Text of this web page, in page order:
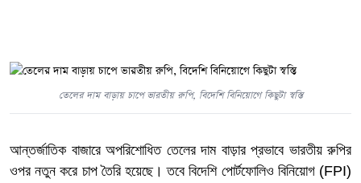
তেলের দাম বাড়ায় চাপে ভারতীয় রুপি, বিদেশি বিনিয়োগে কিছুটা স্বস্তি
আন্তর্জাতিক বাজারে অপরিশোধিত তেলের দাম বাড়ার প্রভাবে ভারতীয় রুপির
ওপর নতুন করে চাপ তৈরি হয়েছে। তবে বিদেশি পোর্টফোলিও বিনিয়োগ (FPI)